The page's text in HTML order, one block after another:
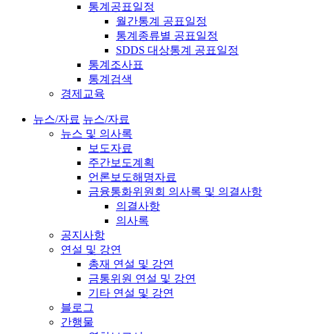
통계공표일정
월간통계 공표일정
통계종류별 공표일정
SDDS 대상통계 공표일정
통계조사표
통계검색
경제교육
뉴스/자료 뉴스/자료
뉴스 및 의사록
보도자료
주간보도계획
언론보도해명자료
금융통화위원회 의사록 및 의결사항
의결사항
의사록
공지사항
연설 및 강연
총재 연설 및 강연
금통위원 연설 및 강연
기타 연설 및 강연
블로그
간행물